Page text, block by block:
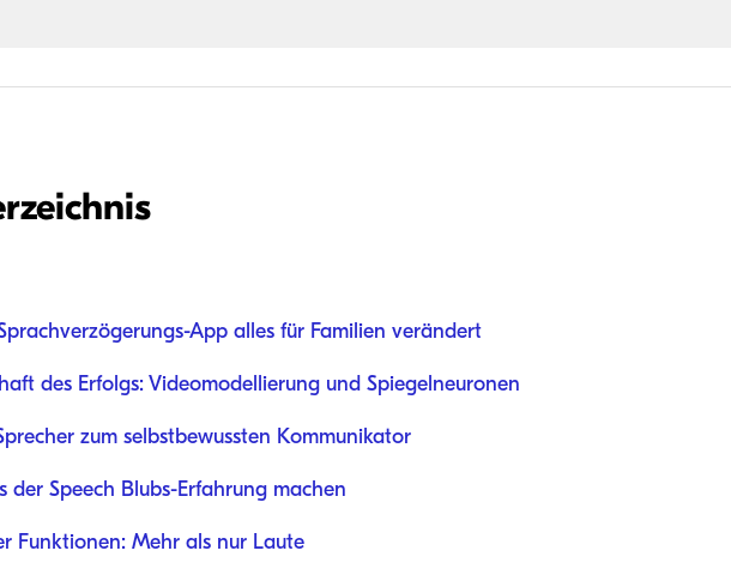
App alles für Familien verändert
des Erfolgs: Videomodellierung und Spiegelneuronen
zum selbstbewussten Kommunikator
der Speech Blubs-Erfahrung machen
Funktionen: Mehr als nur Laute